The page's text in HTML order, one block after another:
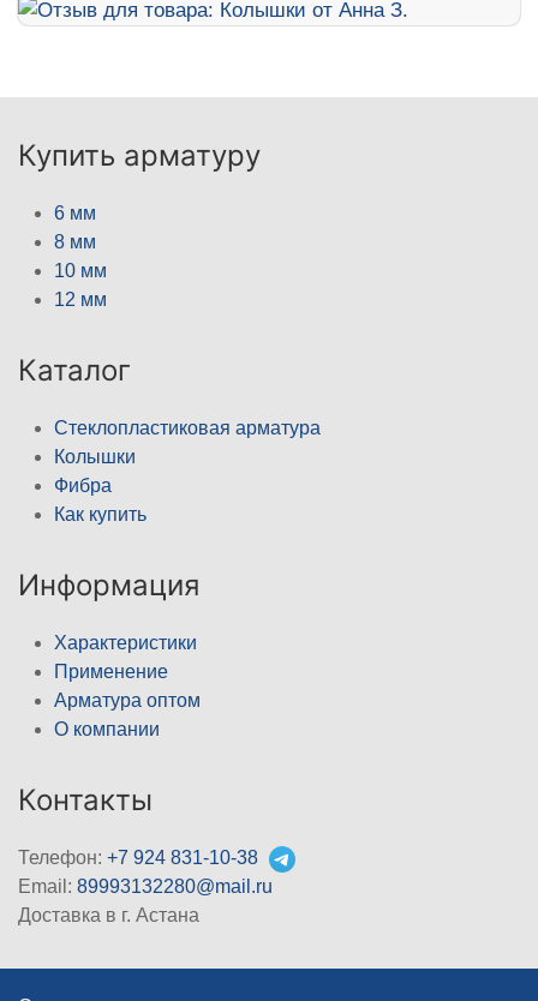
Купить арматуру
6 мм
8 мм
10 мм
12 мм
Каталог
Стеклопластиковая арматура
Колышки
Фибра
Как купить
Информация
Характеристики
Применение
Арматура оптом
О компании
Контакты
Телефон: +7 924 831-10-38
Email: 89993132280@mail.ru
Доставка в г. Астана